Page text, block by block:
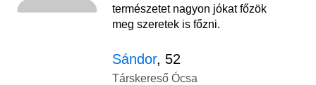
természetet nagyon jókat főzök
meg szeretek is főzni.
Sándor, 52
Társkereső Ócsa